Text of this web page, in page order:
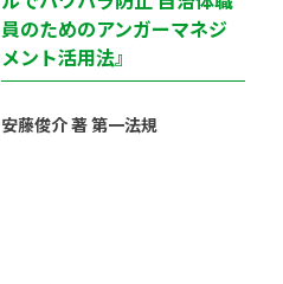
員のためのアンガーマネジ
メント活用法』
安藤俊介 著 第一法規